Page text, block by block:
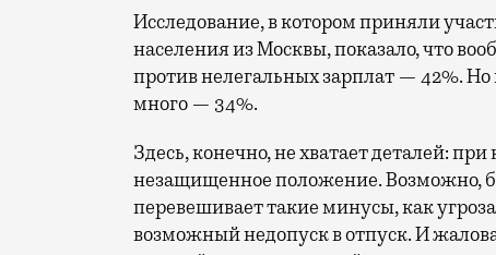
Исследование, в котором приняли
населения из Москвы, показало, что
против нелегальных зарплат — 42%.
много — 34%.
Здесь, конечно, не хватает деталей:
незащищенное положение. Возможно,
перевешивает такие минусы, как
возможный недопуск в отпуск. И